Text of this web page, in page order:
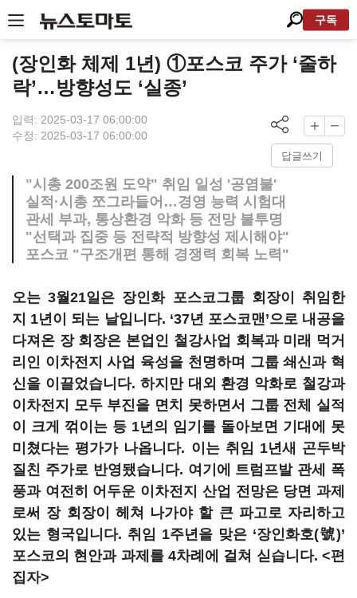
구독
(장인화 체제 1년) ①포스코 주가 ‘줄하
락’…방향성도 ‘실종’
입력: 2025-03-17 06:00:00
수정: 2025-03-17 06:00:00
답글쓰기
"시총 200조원 도약" 취임 일성 '공염불'
실적·시총 쪼그라들어…경영 능력 시험대
관세 부과, 통상환경 악화 등 전망 불투명
"선택과 집중 등 전략적 방향성 제시해야"
포스코 "구조개편 통해 경쟁력 회복 노력"
오는3월21일은 장인화 포스코그룹 회장이 취임한
지 1년이 되는 날입니다. ‘37년 포스코맨’으로 내공을
다져온 장 회장은 본업인 철강사업 회복과 미래 먹거
리인 이차전지 사업 육성을 천명하며 그룹 쇄신과 혁
신을 이끌었습니다. 하지만 대외 환경 악화로 철강과
이차전지 모두 부진을 면치 못하면서 그룹 전체 실적
이 크게 꺾이는 등 1년의 임기를 돌아보면 기대에 못
미쳤다는 평가가 나옵니다. 이는 취임 1년새 곤두박
질친 주가로 반영됐습니다. 여기에 트럼프발 관세 폭
풍과 여전히 어두운 이차전지 산업 전망은 당면 과제
로써 장 회장이 헤쳐 나가야 할 큰 파고로 자리하고
있는 형국입니다. 취임 1주년을 맞은 ‘장인화호(號)’
포스코의 현안과 과제를 4차례에 걸쳐 싣습니다. <편
집자>